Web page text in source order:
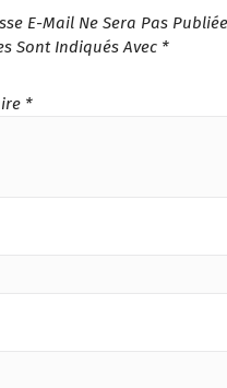
E-Mail Ne Sera Pas
Sont Indiqués Avec *
*